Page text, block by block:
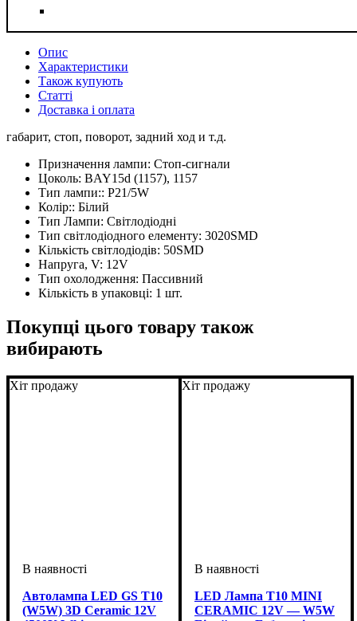
Опис
Характеристики
Також купують
Статті
Доставка і оплата
габарит, стоп, поворот, задний ход и т.д.
Призначення лампи: Стоп-сигнали
Цоколь: BAY15d (1157), 1157
Тип лампи:: P21/5W
Колір:: Білий
Тип Лампи: Світлодіодні
Тип світлодіодного елементу: 3020SMD
Кількість світлодіодів: 50SMD
Напруга, V: 12V
Тип охолодження: Пассивний
Кількість в упаковці: 1 шт.
Покупці цього товару також
вибирають
Хіт продажу
Автолампа LED GS T10
(W5W) 3D Ceramic 12V
Хіт продажу
LED Лампа T10 MINI
CERAMIC 12V — W5W